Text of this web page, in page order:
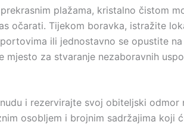
plažama, kristalno čistom
očarati. Tijekom boravka, istražite
ili jednostavno se opustite
mjesto za stvaranje nezaboravnih
i rezervirajte svoj obiteljski odmor
osobljem i brojnim sadržajima koji